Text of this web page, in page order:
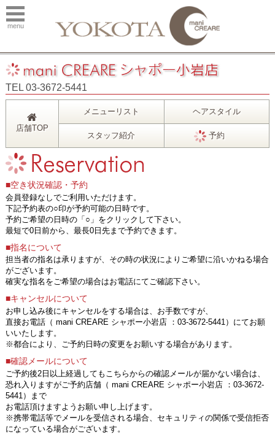
menu
TEL 03-3672-5441
店舗TOP
メニューリスト ヘアスタイル
スタッフ紹介 予約
■空き状況確認・予約
会員登録なしでご利用いただけます。
下記予約表の○印が予約可能の日時です。
予約ご希望の日時の「○」をクリックして下さい。
最短で0日前から、最長0日先まで予約できます。
■指名について
担当者の指名は承りますが、その時の状況によりご希望に沿いかねる場合
がございます。
確実な指名をご希望の場合はお電話にてご確認下さい。
■キャンセルについて
お申し込み後にキャンセルをする場合は、お手数ですが、
直接お電話（ mani CREARE シャポー小岩店 ：03-3672-5441）にてお願
いいたします。
※都合により、ご予約日時の変更をお願いする場合があります。
■確認メールについて
ご予約後2日以上経過してもこちらからの確認メールが届かない場合は、
恐れ入りますがご予約店舗（ mani CREARE シャポー小岩店 ：03-3672-
5441）まで
お電話頂けますようお願い申し上げます。
※携帯電話等でメールを受信される場合、セキュリティの関係で受信拒否
になっている場合がございます。